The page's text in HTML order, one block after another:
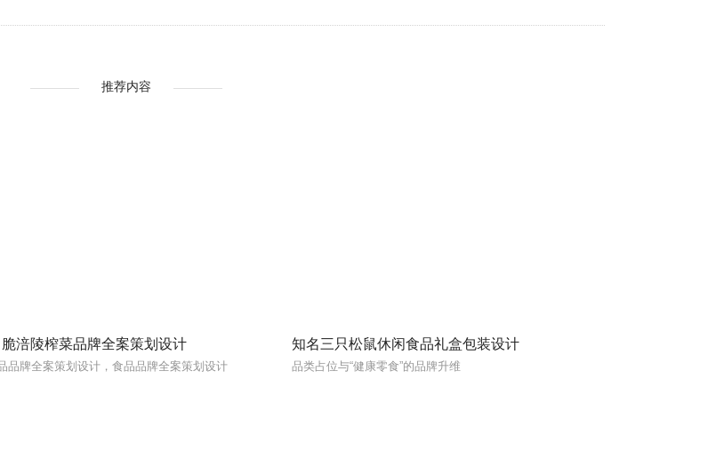
推荐内容
脆涪陵榨菜品牌全案策划设计
品牌全案策划设计，食品品牌全案策划设计
知名三只松鼠休闲食品礼盒包装设计
品类占位与“健康零食”的品牌升维